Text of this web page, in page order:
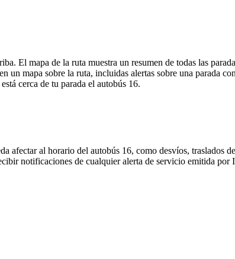
El mapa de la ruta muestra un resumen de todas las
un mapa sobre la ruta, incluidas alertas sobre una parada
cerca de tu parada el autobús 16.
afectar al horario del autobús 16, como desvíos, traslados
notificaciones de cualquier alerta de servicio emitida